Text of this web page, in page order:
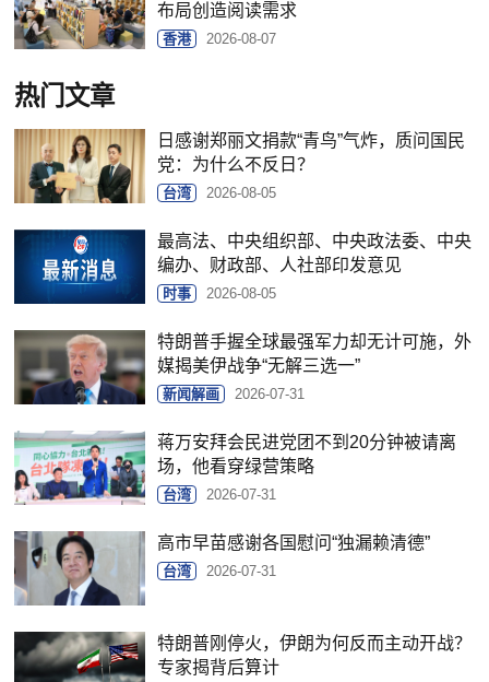
布局创造阅读需求
香港 2026-08-07
热门文章
日感谢郑丽文捐款“青鸟”气炸，质问国民
党：为什么不反日？
台湾 2026-08-05
最高法、中央组织部、中央政法委、中央
编办、财政部、人社部印发意见
时事 2026-08-05
特朗普手握全球最强军力却无计可施，外
媒揭美伊战争“无解三选一”
新闻解画 2026-07-31
蒋万安拜会民进党团不到20分钟被请离
场，他看穿绿营策略
台湾 2026-07-31
高市早苗感谢各国慰问“独漏赖清德”
台湾 2026-07-31
特朗普刚停火，伊朗为何反而主动开战？
专家揭背后算计